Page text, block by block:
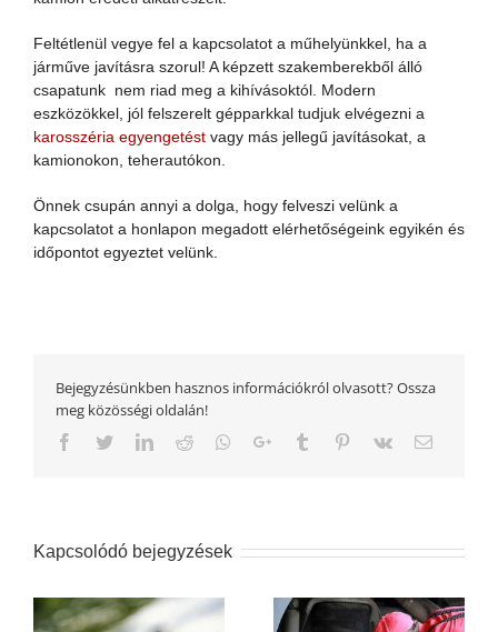
Feltétlenül vegye fel a kapcsolatot a műhelyünkkel, ha a
járműve javításra szorul! A képzett szakemberekből álló
csapatunk nem riad meg a kihívásoktól. Modern
eszközökkel, jól felszerelt gépparkkal tudjuk elvégezni a
karosszéria egyengetést vagy más jellegű javításokat, a
kamionokon, teherautókon.
Önnek csupán annyi a dolga, hogy felveszi velünk a
kapcsolatot a honlapon megadott elérhetőségeink egyikén és
időpontot egyeztet velünk.
Bejegyzésünkben hasznos információkról olvasott? Ossza
meg közösségi oldalán!
Facebook
TwitterLinkedIn
Reddit Whatsapp
Google+Tumblr Pinterest
Vk Email
Kapcsolódó bejegyzések